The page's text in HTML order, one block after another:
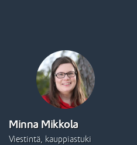
Minna Mikkola
Viestintä, kauppiastuki